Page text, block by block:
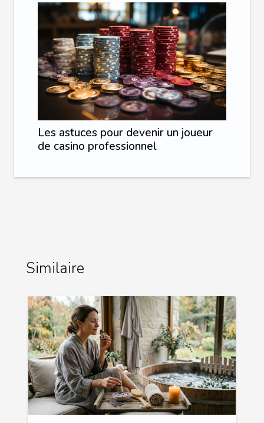
Les astuces pour devenir un joueur
de casino professionnel
Similaire